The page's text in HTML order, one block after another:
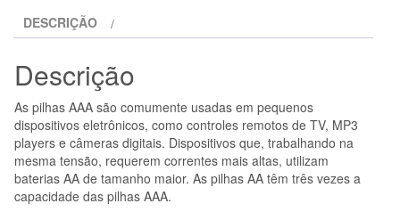
ALCALINA
LR6
UNIDADE
DESCRIÇÃO
Descrição
As pilhas AAA são comumente usadas em pequenos
dispositivos eletrônicos, como controles remotos de TV, MP3
players e câmeras digitais. Dispositivos que, trabalhando na
mesma tensão, requerem correntes mais altas, utilizam
baterias AA de tamanho maior. As pilhas AA têm três vezes a
capacidade das pilhas AAA.